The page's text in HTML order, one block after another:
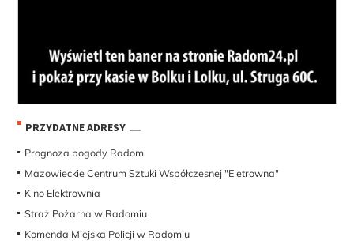
PRZYDATNE ADRESY
Prognoza pogody Radom
Mazowieckie Centrum Sztuki Współczesnej "Eletrowna"
Kino Elektrownia
Straż Pożarna w Radomiu
Komenda Miejska Policji w Radomiu